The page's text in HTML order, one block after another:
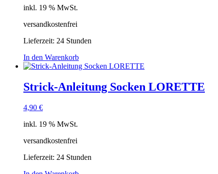
inkl. 19 % MwSt.
versandkostenfrei
Lieferzeit: 24 Stunden
In den Warenkorb
Strick-Anleitung Socken LORETTE
4,90 €
inkl. 19 % MwSt.
versandkostenfrei
Lieferzeit: 24 Stunden